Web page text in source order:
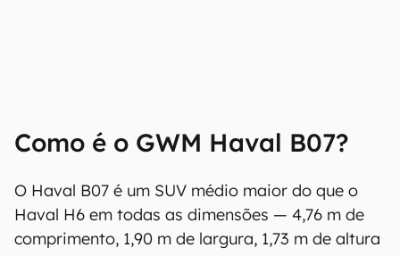
Como é o GWM Haval B07?
O Haval B07 é um SUV médio maior do que o
Haval H6 em todas as dimensões — 4,76 m de
comprimento, 1,90 m de largura, 1,73 m de altura